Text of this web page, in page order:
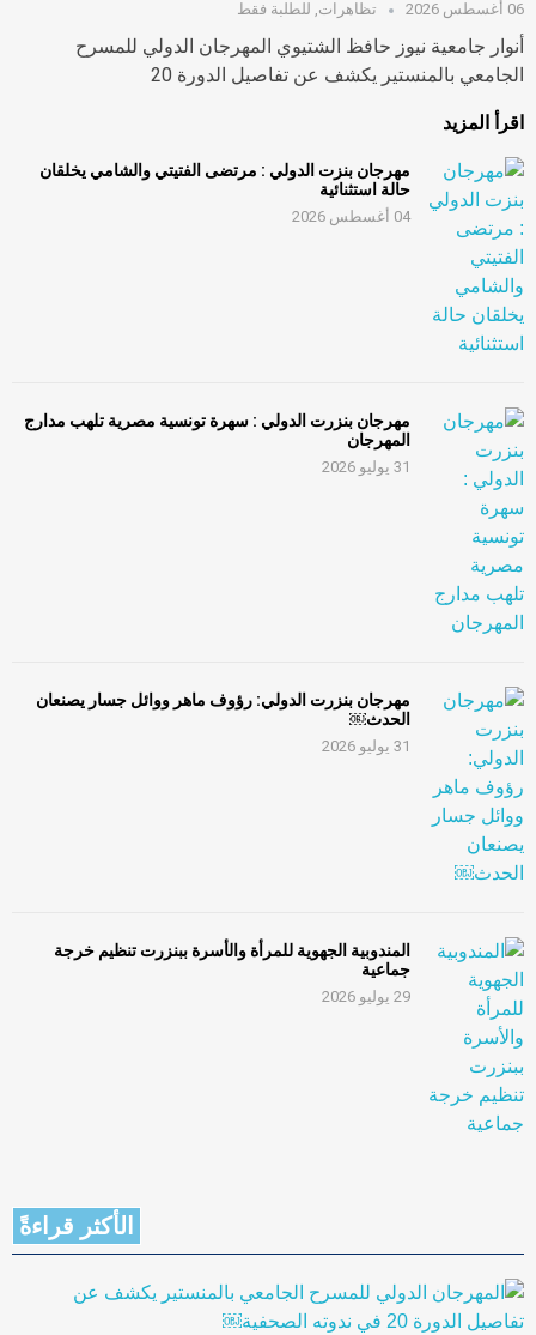
06 أغسطس 2026 تظاهرات, للطلبة فقط
أنوار جامعية نيوز حافظ الشتيوي المهرجان الدولي للمسرح
الجامعي بالمنستير يكشف عن تفاصيل الدورة 20
اقرأ المزيد
مهرجان بنزت الدولي : مرتضى الفتيتي والشامي يخلقان
حالة استثنائية
04 أغسطس 2026
مهرجان بنزرت الدولي : سهرة تونسية مصرية تلهب مدارج
المهرجان
31 يوليو 2026
مهرجان بنزرت الدولي: رؤوف ماهر ووائل جسار يصنعان
الحدث￼
31 يوليو 2026
المندوبية الجهوية للمرأة والأسرة ببنزرت تنظيم خرجة
جماعية
29 يوليو 2026
الأكثر قراءةً